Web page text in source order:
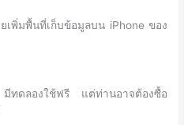
เพิ่มพื้นที่เก็บข้อมูลบน iPhone ของ
ดลองใช้ฟรี แต่ท่านอาจต้องซื้อ